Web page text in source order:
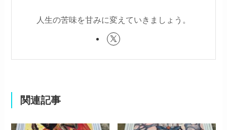
人生の苦味を甘みに変えていきましょう。
関連記事